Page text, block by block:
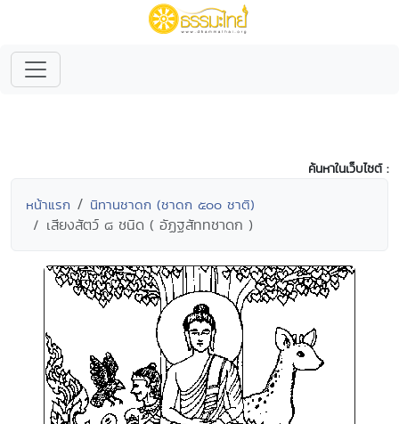
ค้นหาในเว็บไซต์ :
หน้าแรก นิทานชาดก (ชาดก ๕๐๐ ชาติ)
เสียงสัตว์ ๘ ชนิด ( อัฏฐสัททชาดก )